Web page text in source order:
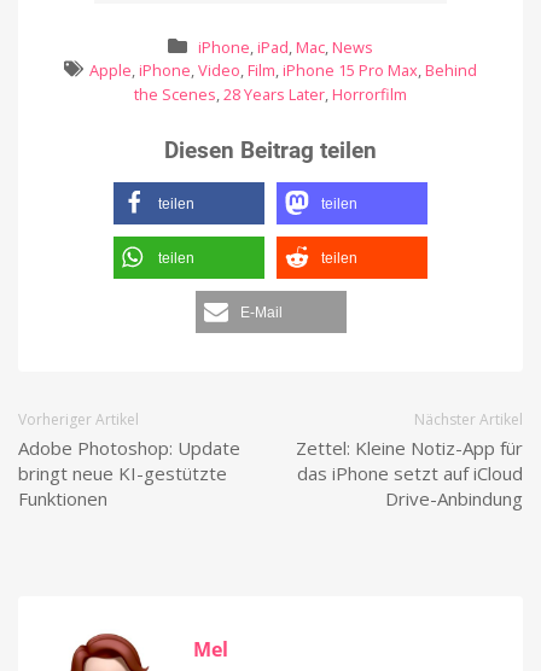
iPhone, iPad, Mac, News
Apple, iPhone,Video, Film, iPhone 15 Pro Max, Behind
the Scenes,28 Years Later, Horrorfilm
Diesen Beitrag teilen
teilen teilen
teilen teilen
E-Mail
Vorheriger Artikel
Adobe Photoshop: Update
bringt neue KI-gestützte
Funktionen
Nächster Artikel
Zettel: Kleine Notiz-App für
das iPhone setzt auf iCloud
Drive-Anbindung
Mel